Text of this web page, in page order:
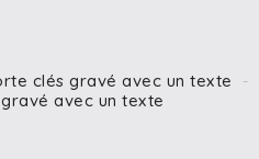
clés gravé avec un texte
avec un texte